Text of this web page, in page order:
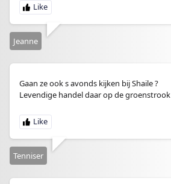
Jeanne
Gaan ze ook s avonds kijken bij Shaile ?
Levendige handel daar op de groenstrook
Tenniser